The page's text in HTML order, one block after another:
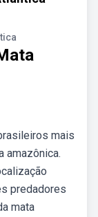
mais
amazônica.
predadores
mata